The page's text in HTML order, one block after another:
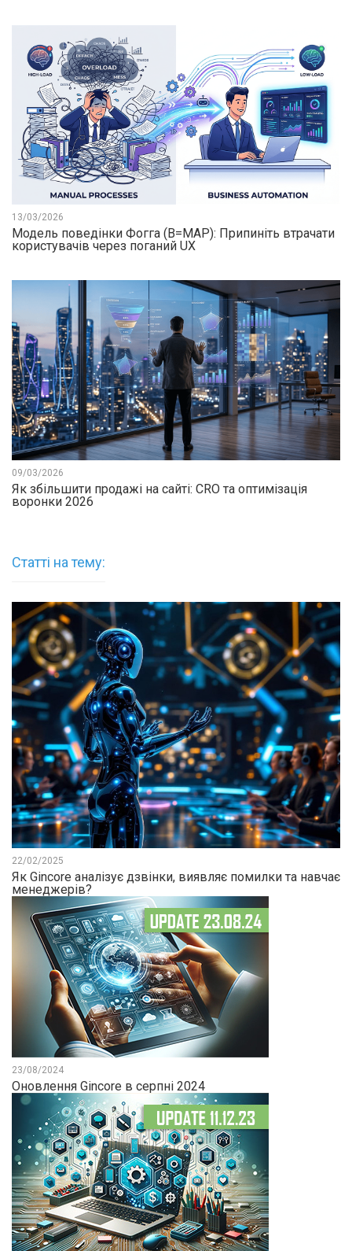
13/03/2026
Модель поведінки Фогга (B=MAP): Припиніть втрачати
користувачів через поганий UX
09/03/2026
Як збільшити продажі на сайті: CRO та оптимізація
воронки 2026
Статті на тему:
22/02/2025
Як Gincore аналізує дзвінки, виявляє помилки та навчає
менеджерів?
23/08/2024
Оновлення Gincore в серпні 2024